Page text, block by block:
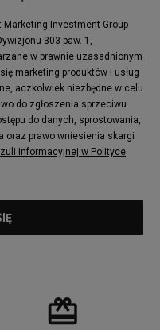
Investment Group
303 paw. 1,
w prawnie uzasadnionym
marketing produktów i usług
aczkolwiek niezbędne w celu
do zgłoszenia sprzeciwu
do danych, sprostowania,
oraz prawo wniesienia skargi
informacyjnej w Polityce